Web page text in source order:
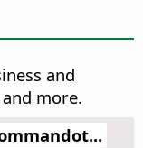
and
more.